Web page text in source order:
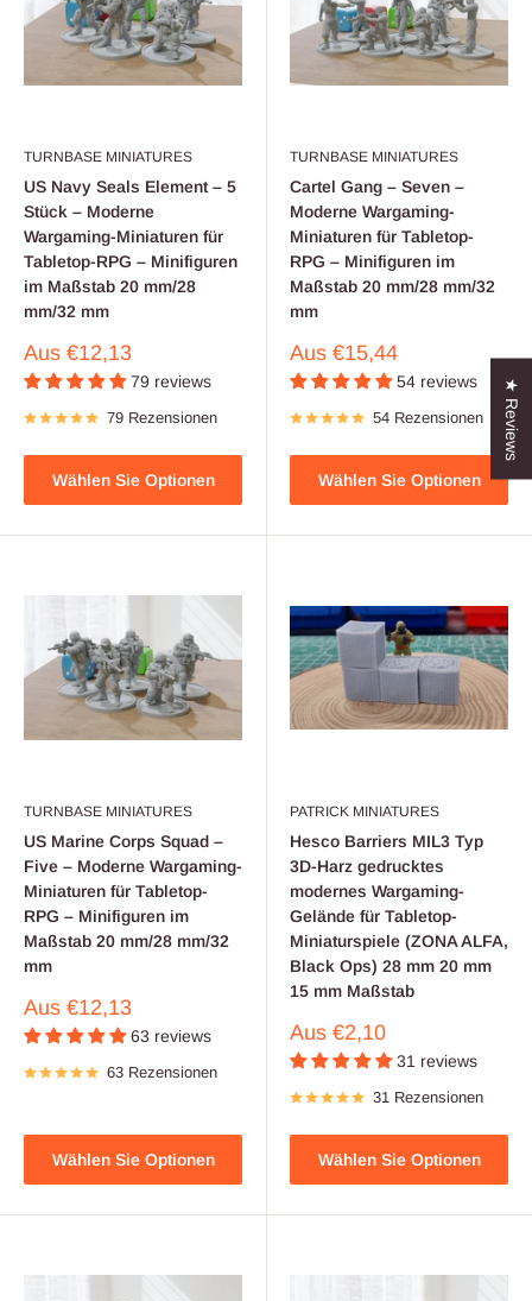
TURNBASE MINIATURES
US Navy Seals Element – ​​5
Stück – Moderne
Wargaming-Miniaturen für
Tabletop-RPG – Minifiguren
im Maßstab 20 mm/28
mm/32 mm
Verkaufspreis
Aus €12,13
79 reviews
79 Rezensionen
Wählen Sie Optionen
TURNBASE MINIATURES
Cartel Gang – Seven –
Moderne Wargaming-
Miniaturen für Tabletop-
RPG – Minifiguren im
Maßstab 20 mm/28 mm/32
mm
Verkaufspreis
Aus €15,44
54 reviews
54 Rezensionen
Wählen Sie Optionen
TURNBASE MINIATURES
US Marine Corps Squad –
Five – Moderne Wargaming-
Miniaturen für Tabletop-
RPG – Minifiguren im
Maßstab 20 mm/28 mm/32
mm
Verkaufspreis
Aus €12,13
63 reviews
63 Rezensionen
Wählen Sie Optionen
PATRICK MINIATURES
Hesco Barriers MIL3 Typ
3D-Harz gedrucktes
modernes Wargaming-
Gelände für Tabletop-
Miniaturspiele (ZONA ALFA,
Black Ops) 28 mm 20 mm
15 mm Maßstab
Verkaufspreis
Aus €2,10
31 reviews
31 Rezensionen
Wählen Sie Optionen
★ Reviews